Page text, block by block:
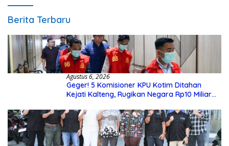
Berita Terbaru
Agustus 6, 2026
Geger! 5 Komisioner KPU Kotim Ditahan
Kejati Kalteng, Rugikan Negara Rp10 Miliar